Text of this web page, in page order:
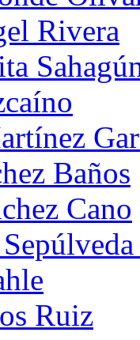
Rivera
Baños
Cano
Ruiz